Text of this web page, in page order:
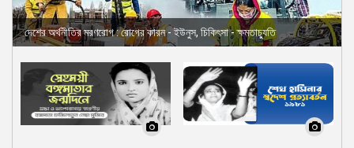
দেশের অর্থনীতির মরণরোগ : রোগের কারন - ইউনুস, চিকিৎসা - ক্ষমতাচ্যুতি